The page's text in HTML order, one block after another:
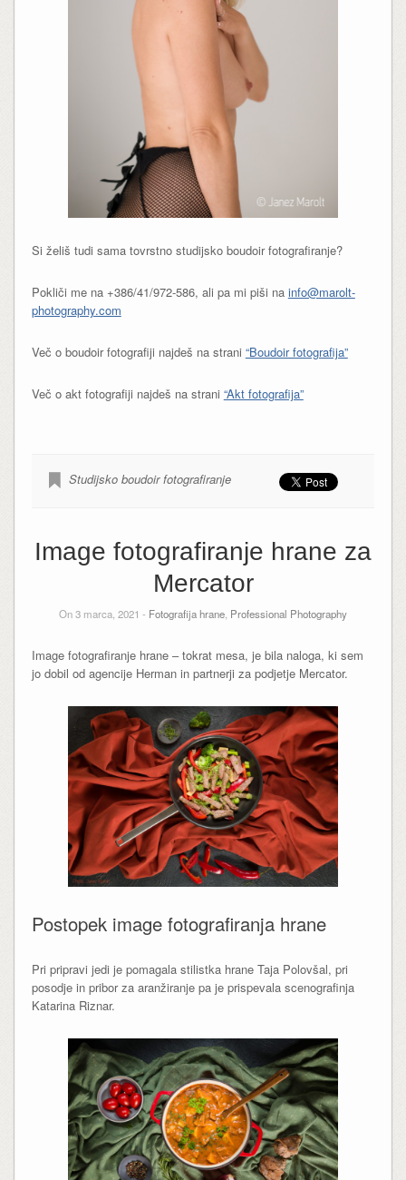
Si želiš tudi sama tovrstno studijsko boudoir fotografiranje?
Pokliči me na +386/41/972-586, ali pa mi piši na info@marolt-
photography.com
Več o boudoir fotografiji najdeš na strani “Boudoir fotografija”
Več o akt fotografiji najdeš na strani “Akt fotografija”
Studijsko boudoir fotografiranje
Image fotografiranje hrane za
Mercator
On 3 marca, 2021 - Fotografija hrane Professional Photography
Image fotografiranje hrane – tokrat mesa, je bila naloga, ki sem
jo dobil od agencije Herman in partnerji za podjetje Mercator.
Postopek image fotografiranja hrane
Pri pripravi jedi je pomagala stilistka hrane Taja Polovšal, pri
posodje in pribor za aranžiranje pa je prispevala scenografinja
Katarina Riznar.